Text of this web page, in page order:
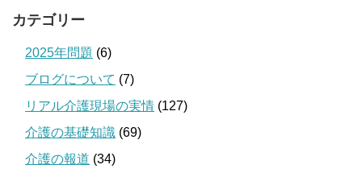
カテゴリー
2025年問題 (6)
ブログについて (7)
リアル介護現場の実情 (127)
介護の基礎知識 (69)
介護の報道 (34)